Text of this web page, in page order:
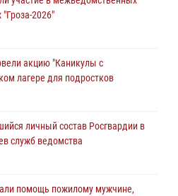
"Гроза-2026"
акцию "Каникулы с
лагере для подростков
личный состав Росгвардии в
служб ведомства
помощь пожилому мужчине,